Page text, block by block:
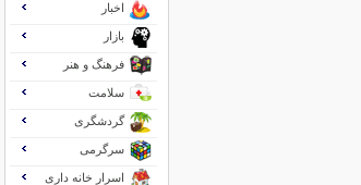
اخبار
بازار
فرهنگ و هنر
سلامت
گردشگری
سرگرمی
اسرار خانه داری